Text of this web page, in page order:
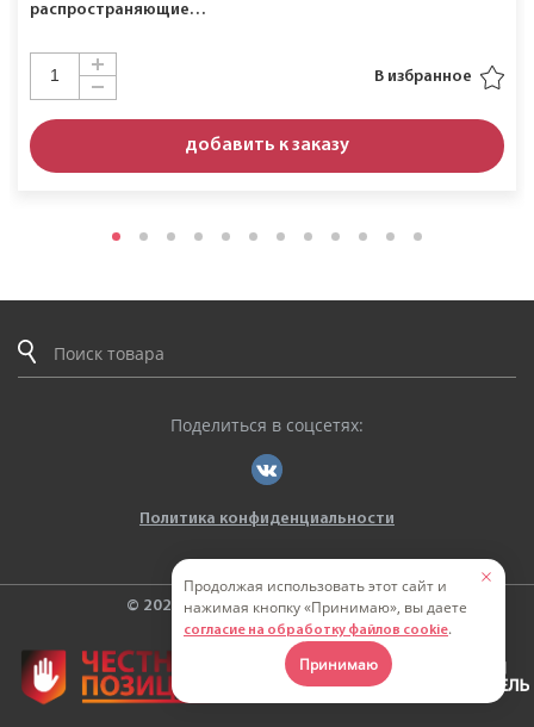
распространяющие…
В избранное
добавить к заказу
Поделиться в соцсетях:
Политика конфиденциальности
© 2026. ООО «ТВЕРЬЭНЕРГОКАБЕЛЬ»
Продолжая использовать этот сайт и
нажимая кнопку «Принимаю», вы даете
согласие на обработку файлов cookie.
Принимаю